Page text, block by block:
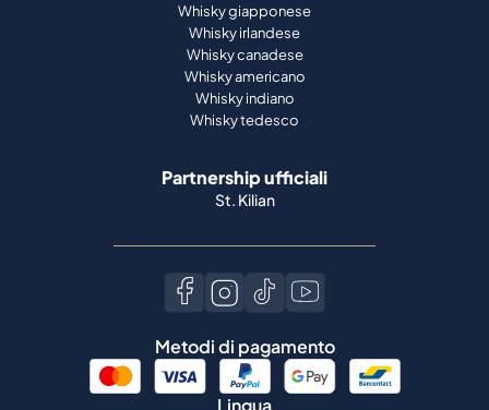
Whisky giapponese
Whisky irlandese
Whisky canadese
Whisky americano
Whisky indiano
Whisky tedesco
Partnership ufficiali
St. Kilian
Metodi di pagamento
Lingua